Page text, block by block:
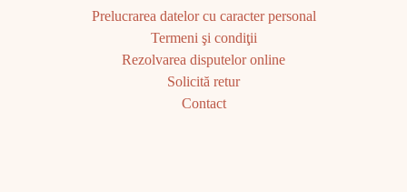
Prelucrarea datelor cu caracter personal
Termeni şi condiţii
Rezolvarea disputelor online
Solicită retur
Contact